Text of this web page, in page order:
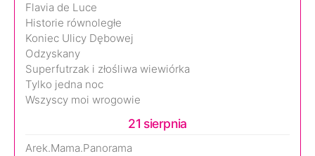
Flavia de Luce
Historie równoległe
Koniec Ulicy Dębowej
Odzyskany
Superfutrzak i złośliwa wiewiórka
Tylko jedna noc
Wszyscy moi wrogowie
21 sierpnia
Arek.Mama.Panorama